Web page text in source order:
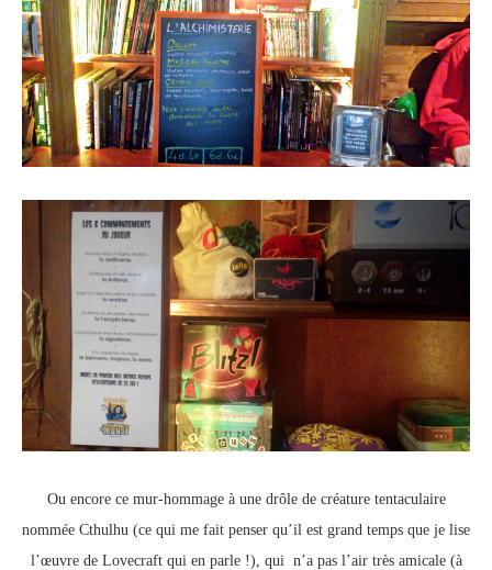
Ou encore ce mur-hommage à une drôle de créature tentaculaire
nommée Cthulhu (ce qui me fait penser qu’il est grand temps que je lise
l’œuvre de Lovecraft qui en parle !), qui n’a pas l’air très amicale (à